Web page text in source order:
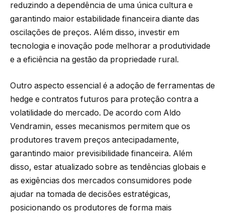
reduzindo a dependência de uma única cultura e
garantindo maior estabilidade financeira diante das
oscilações de preços. Além disso, investir em
tecnologia e inovação pode melhorar a produtividade
e a eficiência na gestão da propriedade rural.
Outro aspecto essencial é a adoção de ferramentas de
hedge e contratos futuros para proteção contra a
volatilidade do mercado. De acordo com Aldo
Vendramin, esses mecanismos permitem que os
produtores travem preços antecipadamente,
garantindo maior previsibilidade financeira. Além
disso, estar atualizado sobre as tendências globais e
as exigências dos mercados consumidores pode
ajudar na tomada de decisões estratégicas,
posicionando os produtores de forma mais